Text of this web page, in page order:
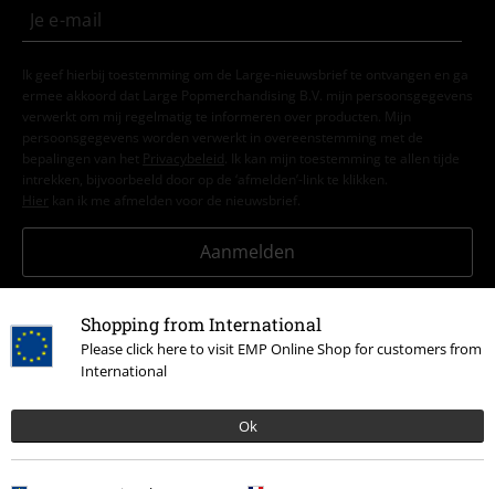
Shopping from International
Please click here to visit EMP Online Shop for customers from
International
Ok
Ik geef hierbij toestemming om de Large-nieuwsbrief te ontvangen en ga
ermee akkoord dat Large Popmerchandising B.V. mijn persoonsgegevens
verwerkt om mij regelmatig te informeren over producten. Mijn
persoonsgegevens worden verwerkt in overeenstemming met de
bepalingen van het
Privacybeleid . Ik kan mijn toestemming te allen tijde
intrekken, bijvoorbeeld door op de ‘afmelden’-link te klikken.
Hier kan ik me afmelden voor de nieuwsbrief.
Aanmelden
gebruikt in combinatie met andere promotiecodes. Na het invoeren van
de code wordt de korting automatisch verrekend in je winkelmandje. Niet
geldig op boeken, media, cadeaubonnen, Rammstein, (Till) Lindemann,
Onkelz en artikelen die bijdragen aan een goed doel.